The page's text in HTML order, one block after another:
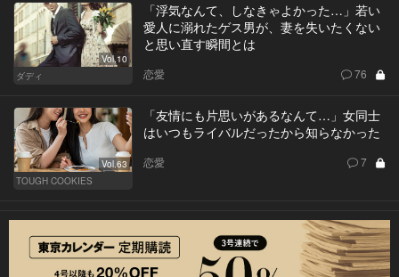
Vol.10
ダディ
「浮気なんて、しなきゃよかった…」若い
愛人に溺れたゲス男が、妻を失いたくない
と思い直す瞬間とは
恋愛 76
Vol.63
TOUGH COOKIES
「友情にも片思いがあるなんて…」女同士
はいつもライバルだったから知らなかった
恋愛 7